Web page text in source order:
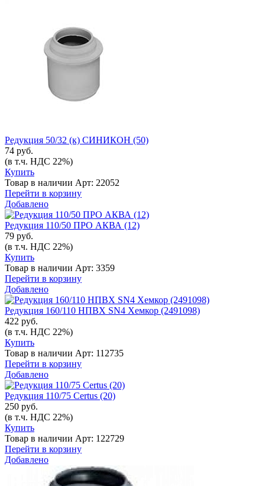
Редукция 50/32 (к) СИНИКОН (50)
74 руб.
(в т.ч. НДС 22%)
Купить
Товар в наличии Арт: 22052
Перейти в корзину
Добавлено
Редукция 110/50 ПРО АКВА (12)
79 руб.
(в т.ч. НДС 22%)
Купить
Товар в наличии Арт: 3359
Перейти в корзину
Добавлено
Редукция 160/110 НПВХ SN4 Хемкор (2491098)
422 руб.
(в т.ч. НДС 22%)
Купить
Товар в наличии Арт: 112735
Перейти в корзину
Добавлено
Редукция 110/75 Certus (20)
250 руб.
(в т.ч. НДС 22%)
Купить
Товар в наличии Арт: 122729
Перейти в корзину
Добавлено